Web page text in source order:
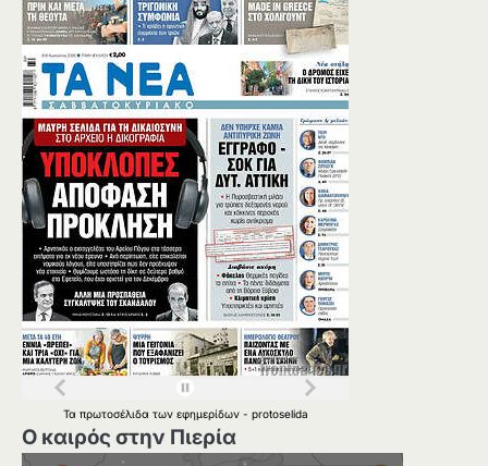
Τα πρωτοσέλιδα των εφημερίδων - protoselida
Ο καιρός στην Πιερία